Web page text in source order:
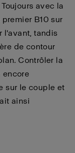
avec la
B10 sur
l'avant, tandis
de contour
Contrôler la
encore
sur le couple et
ainsi